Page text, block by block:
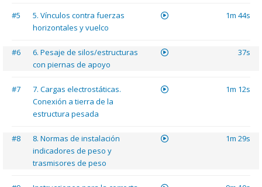
#5
5. Vínculos contra fuerzas
horizontales y vuelco
1m 44s
#6
6. Pesaje de silos/estructuras
con piernas de apoyo
37s
#7
7. Cargas electrostáticas.
Conexión a tierra de la
estructura pesada
1m 12s
#8
8. Normas de instalación
indicadores de peso y
trasmisores de peso
1m 29s